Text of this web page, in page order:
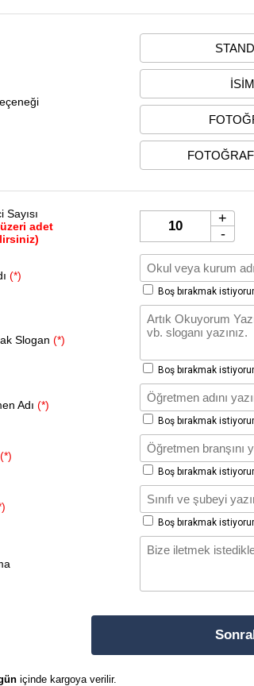
Sayısı
adet
+
-
(*)
Boş bırakmak
Slogan (*)
Boş bırakmak
Adı (*)
Boş bırakmak
(*)
Boş bırakmak
Boş bırakmak
içinde kargoya verilir.